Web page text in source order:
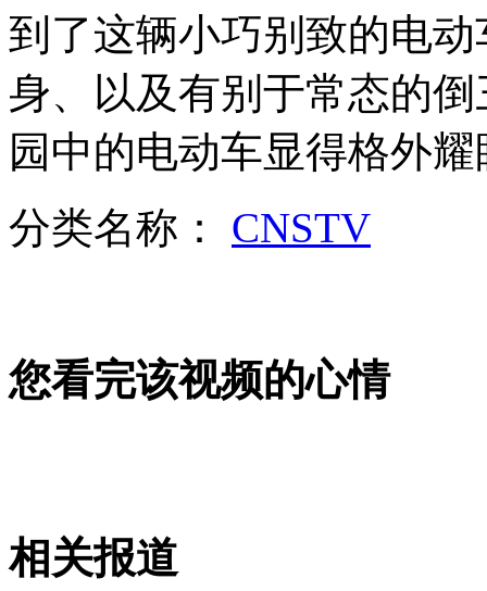
山西运城恶犬咬伤多人 警民合力深夜将其击毙
女孩北京地铁殴打老人 痛下狠手拳打脚踢
无痛分娩是否安全 医生回应
外交部：有关国家言论片面不公正
到了这辆小巧别致的电
身、以及有别于常态的
园中的电动车显得格外耀
分类名称： CNSTV
您看完该视频的心情
相关报道